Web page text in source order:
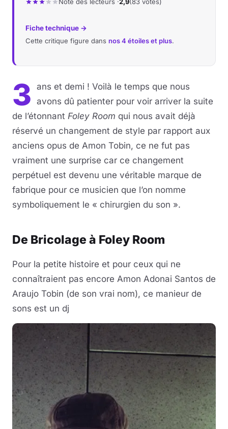
Fiche technique →
Cette critique figure dans nos 4 étoiles et plus.
3 ans et demi ! Voilà le temps que nous
avons dû patienter pour voir arriver la suite
de l’étonnant Foley Room qui nous avait déjà
réservé un changement de style par rapport aux
anciens opus de Amon Tobin, ce ne fut pas
vraiment une surprise car ce changement
perpétuel est devenu une véritable marque de
fabrique pour ce musicien que l’on nomme
symboliquement le « chirurgien du son ».
De Bricolage à Foley Room
Pour la petite histoire et pour ceux qui ne
connaîtraient pas encore Amon Adonai Santos de
Araujo Tobin (de son vrai nom), ce manieur de
sons est un dj